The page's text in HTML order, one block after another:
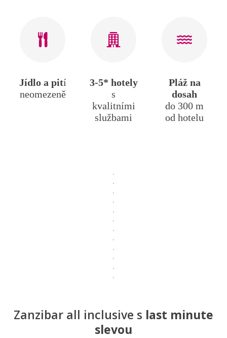
Jídlo a pití
neomezeně
3-5* hotely
s
kvalitními
službami
Pláž na
dosah
do 300 m
od hotelu
Zanzibar all inclusive s last minute
slevou